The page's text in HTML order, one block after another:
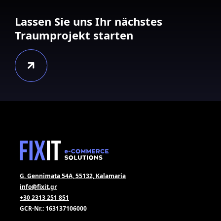
Lassen Sie uns Ihr nächstes
Traumprojekt starten
G. Gennimata 54A, 55132, Kalamaria
info@fixit.gr
+30 2313 251 851
GCR-Nr.: 163137106000